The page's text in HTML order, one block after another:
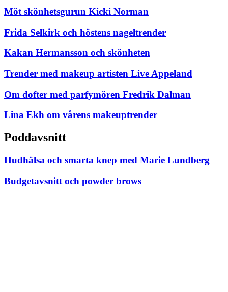
Möt skönhetsgurun Kicki Norman
Frida Selkirk och höstens nageltrender
Kakan Hermansson och skönheten
Trender med makeup artisten Live Appeland
Om dofter med parfymören Fredrik Dalman
Lina Ekh om vårens makeuptrender
Poddavsnitt
Hudhälsa och smarta knep med Marie Lundberg
Budgetavsnitt och powder brows